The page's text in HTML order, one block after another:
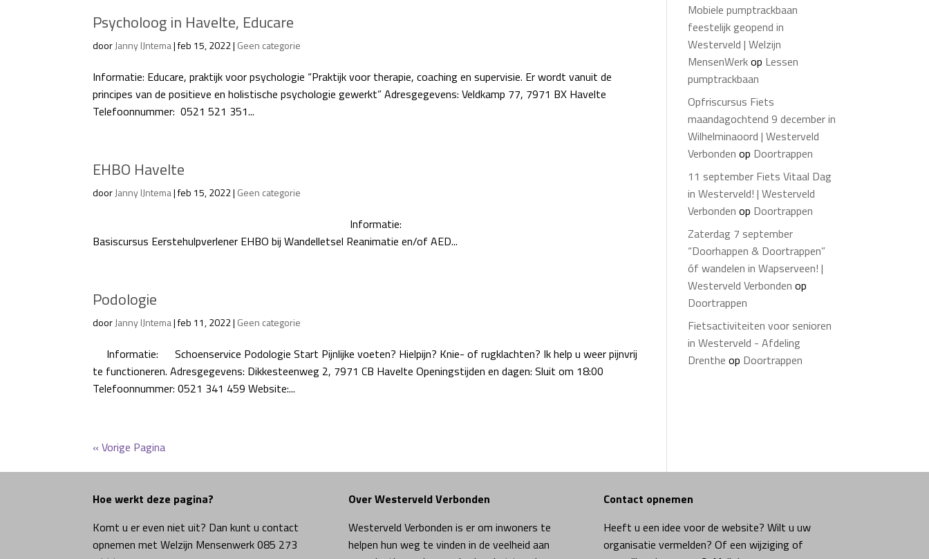
Psycholoog in Havelte, Educare
doorJanny IJntema|feb 15, 2022| Geen categorie
Informatie: Educare, praktijk voor psychologie “Praktijk voor therapie, coaching en supervisie. Er wordt vanuit de
principes van de positieve en holistische psychologie gewerkt” Adresgegevens: Veldkamp 77, 7971 BX Havelte
Telefoonnummer: 0521 521 351...
EHBO Havelte
doorJanny IJntema|feb 15, 2022| Geen categorie
Informatie:
Basiscursus Eerstehulpverlener EHBO bij Wandelletsel Reanimatie en/of AED...
Podologie
doorJanny IJntema|feb 11, 2022| Geen categorie
Informatie: Schoenservice Podologie Start Pijnlijke voeten? Hielpijn? Knie- of rugklachten? Ik help u weer pijnvrij
te functioneren. Adresgegevens: Dikkesteenweg 2, 7971 CB Havelte Openingstijden en dagen: Sluit om 18:00
Telefoonnummer: 0521 341 459 Website:...
« Vorige Pagina
Mobiele pumptrackbaan
feestelijk geopend in
Westerveld | Welzijn
MensenWerkop Lessen
pumptrackbaan
Opfriscursus Fiets
maandagochtend 9 december in
Wilhelminaoord | Westerveld
Verbonden op Doortrappen
11 september Fiets Vitaal Dag
in Westerveld! | Westerveld
Verbonden op Doortrappen
Zaterdag 7 september
“Doorhappen & Doortrappen”
óf wandelen in Wapserveen! |
Westerveld Verbonden op
Doortrappen
Fietsactiviteiten voor senioren
in Westerveld - Afdeling
Drenthe op Doortrappen
Hoe werkt deze pagina?
Komt u er even niet uit? Dan kunt u contact
opnemen met Welzijn Mensenwerk 085 273
Over Westerveld Verbonden
Westerveld Verbonden is er om inwoners te
helpen hun weg te vinden in de veelheid aan
Contact opnemen
Heeft u een idee voor de website? Wilt u uw
organisatie vermelden? Of een wijziging of